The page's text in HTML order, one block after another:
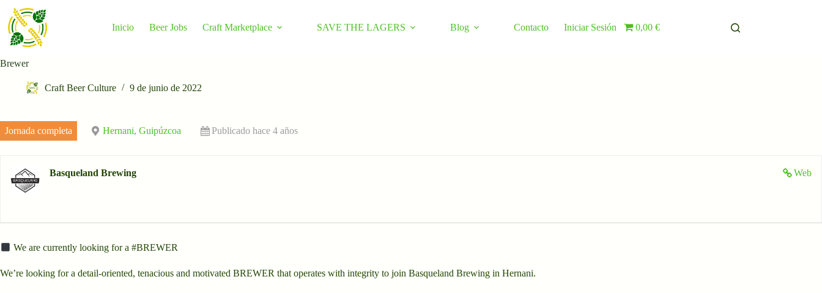
contenido
Inicio Beer Jobs Craft Marketplace SAVE THE LAGERS Blog Contacto Iniciar Sesión 0,00 €
Brewer
Craft Beer Culture 9 de junio de 2022
Jornada completa Hernani, Guipúzcoa Publicado hace 4 años
Web
Basqueland Brewing
We are currently looking for a #BREWER
We’re looking for a detail-oriented, tenacious and motivated BREWER that operates with integrity to join Basqueland Brewing in Hernani.